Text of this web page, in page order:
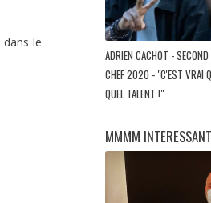
dans le
ADRIEN CACHOT -
CHEF 2020 - "C'EST VRAI
QUEL TALENT !"
MMMM INTERESSANT